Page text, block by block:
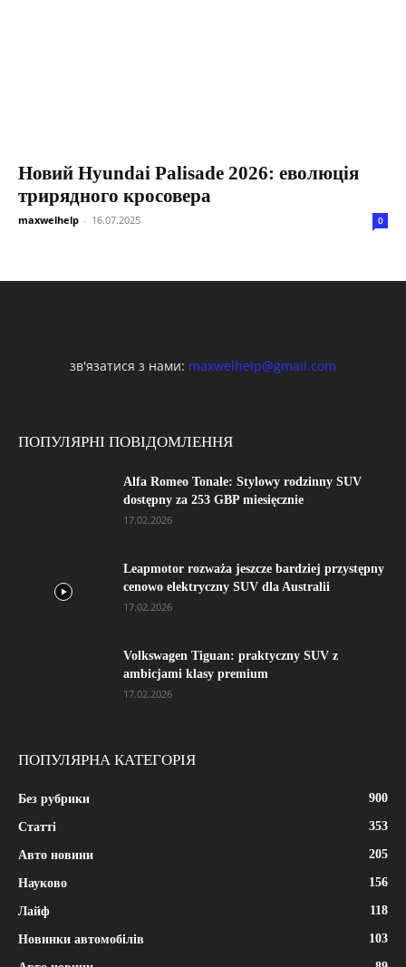
Новий Hyundai Palisade 2026: еволюція
трирядного кросовера
maxwelhelp - 16.07.2025 0
зв'язатися з нами: maxwelhelp@gmail.com
ПОПУЛЯРНІ ПОВІДОМЛЕННЯ
Alfa Romeo Tonale: Stylowy rodzinny SUV
dostępny za 253 GBP miesięcznie
17.02.2026
Leapmotor rozważa jeszcze bardziej przystępny
cenowo elektryczny SUV dla Australii
17.02.2026
Volkswagen Tiguan: praktyczny SUV z
ambicjami klasy premium
17.02.2026
ПОПУЛЯРНА КАТЕГОРІЯ
Без рубрики 900
Статті 353
Авто новини 205
Науково 156
Лайф 118
Новинки автомобілів 103